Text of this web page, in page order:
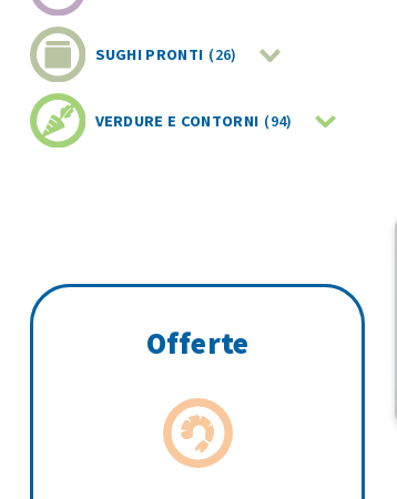
SUGHI PRONTI (26)
VERDURE E CONTORNI (94)
Offerte